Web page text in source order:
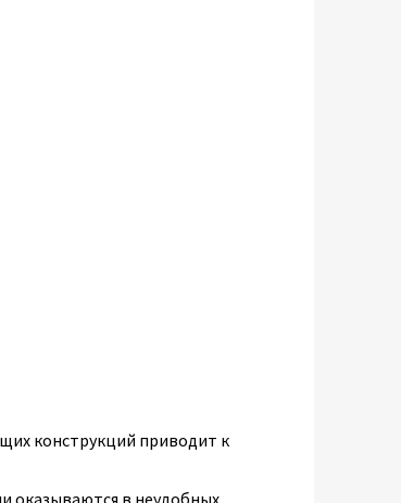
конструкций приводит к